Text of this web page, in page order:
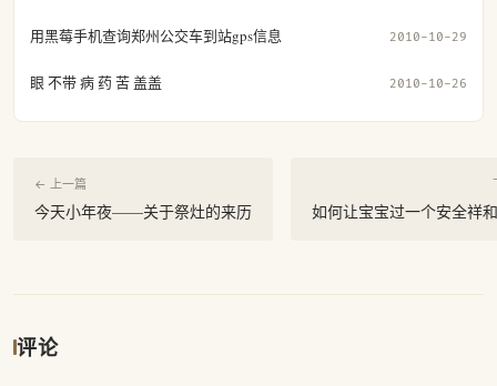
用黑莓手机查询郑州公交车到站gps信息 2010-10-29
眼 不带 病 药 苦 盖盖 2010-10-26
← 上一篇
今天小年夜——关于祭灶的来历 如何让宝宝过一个安全祥
评论